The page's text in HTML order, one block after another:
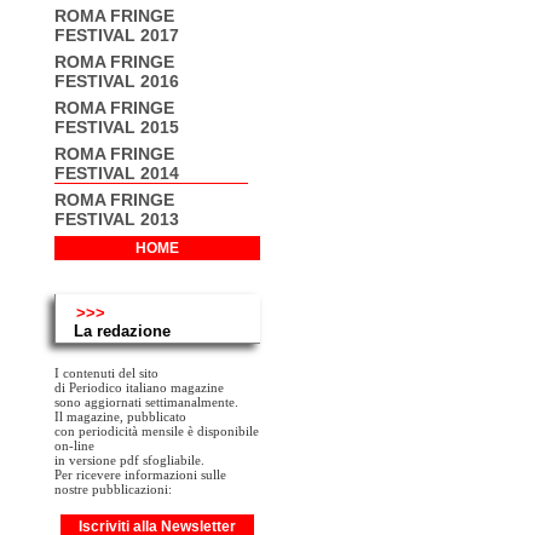
ROMA FRINGE
FESTIVAL 2017
ROMA FRINGE
FESTIVAL 2016
ROMA FRINGE
FESTIVAL 2015
ROMA FRINGE
FESTIVAL 2014
ROMA FRINGE
FESTIVAL 2013
HOME
>>>
La redazione
I contenuti del sito
di Periodico italiano magazine
sono aggiornati settimanalmente.
Il magazine, pubblicato
con periodicità mensile è disponibile
on-line
in versione pdf sfogliabile.
Per ricevere informazioni sulle
nostre pubblicazioni:
Iscriviti alla Newsletter